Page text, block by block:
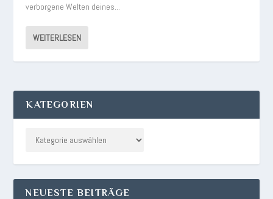
verborgene Welten deines...
WEITERLESEN
KATEGORIEN
NEUESTE BEITRÄGE